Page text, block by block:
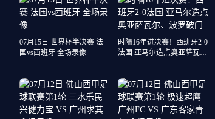
07月15日 世界杯半决赛 法
国vs西班牙 全场录像
时隔16年进决赛！西班牙2-0
法国 亚马尔造点奥亚萨瓦